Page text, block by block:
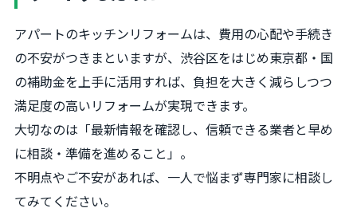
アパートのキッチンリフォームは、費用の心配や手続き
の不安がつきまといますが、渋谷区をはじめ東京都・国
の補助金を上手に活用すれば、負担を大きく減らしつつ
満足度の高いリフォームが実現できます。
大切なのは「最新情報を確認し、信頼できる業者と早め
に相談・準備を進めること」。
不明点やご不安があれば、一人で悩まず専門家に相談し
てみてください。